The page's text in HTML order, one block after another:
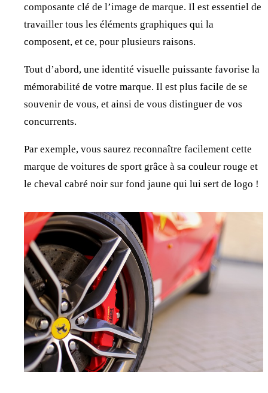
composante clé de l’image de marque. Il est essentiel de
travailler tous les éléments graphiques qui la
composent, et ce, pour plusieurs raisons.
Tout d’abord, une identité visuelle puissante favorise la
mémorabilité de votre marque. Il est plus facile de se
souvenir de vous, et ainsi de vous distinguer de vos
concurrents.
Par exemple, vous saurez reconnaître facilement cette
marque de voitures de sport grâce à sa couleur rouge et
le cheval cabré noir sur fond jaune qui lui sert de logo !